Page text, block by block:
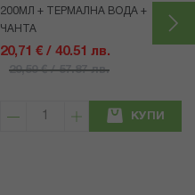
200МЛ + ТЕРМАЛНА ВОДА +
ЧАНТА
20,71 € / 40.51 лв.
29,59 € / 57.87 лв.
КУПИ